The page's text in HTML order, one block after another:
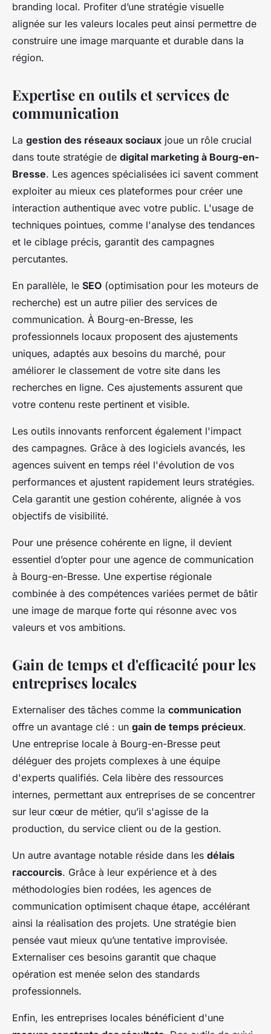
branding local. Profiter d’une stratégie visuelle
alignée sur les valeurs locales peut ainsi permettre de
construire une image marquante et durable dans la
région.
Expertise en outils et services de
communication
La gestion des réseaux sociaux joue un rôle crucial
dans toute stratégie de digital marketing à Bourg-en-
Bresse. Les agences spécialisées ici savent comment
exploiter au mieux ces plateformes pour créer une
interaction authentique avec votre public. L'usage de
techniques pointues, comme l'analyse des tendances
et le ciblage précis, garantit des campagnes
percutantes.
En parallèle, le SEO (optimisation pour les moteurs de
recherche) est un autre pilier des services de
communication. À Bourg-en-Bresse, les
professionnels locaux proposent des ajustements
uniques, adaptés aux besoins du marché, pour
améliorer le classement de votre site dans les
recherches en ligne. Ces ajustements assurent que
votre contenu reste pertinent et visible.
Les outils innovants renforcent également l'impact
des campagnes. Grâce à des logiciels avancés, les
agences suivent en temps réel l'évolution de vos
performances et ajustent rapidement leurs stratégies.
Cela garantit une gestion cohérente, alignée à vos
objectifs de visibilité.
Pour une présence cohérente en ligne, il devient
essentiel d’opter pour une agence de communication
à Bourg-en-Bresse. Une expertise régionale
combinée à des compétences variées permet de bâtir
une image de marque forte qui résonne avec vos
valeurs et vos ambitions.
Gain de temps et d'efficacité pour les
entreprises locales
Externaliser des tâches comme la communication
offre un avantage clé : un gain de temps précieux.
Une entreprise locale à Bourg-en-Bresse peut
déléguer des projets complexes à une équipe
d'experts qualifiés. Cela libère des ressources
internes, permettant aux entreprises de se concentrer
sur leur cœur de métier, qu’il s'agisse de la
production, du service client ou de la gestion.
Un autre avantage notable réside dans les délais
raccourcis. Grâce à leur expérience et à des
méthodologies bien rodées, les agences de
communication optimisent chaque étape, accélérant
ainsi la réalisation des projets. Une stratégie bien
pensée vaut mieux qu’une tentative improvisée.
Externaliser ces besoins garantit que chaque
opération est menée selon des standards
professionnels.
Enfin, les entreprises locales bénéficient d'une